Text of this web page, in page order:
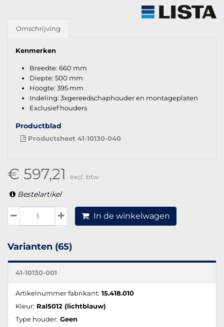
Omschrijving
Kenmerken
Breedte: 660 mm
Diepte: 500 mm
Hoogte: 395 mm
Indeling: 3xgereedschaphouder en montageplaten
Exclusief houders
Productblad
Productsheet 41-10130-040
€ 597,21 excl. btw
Bestelartikel
In de winkelwagen
Varianten (65)
41-10130-001
Artikelnummer fabrikant: 15.418.010
Kleur: Ral5012 (lichtblauw)
Type houder: Geen